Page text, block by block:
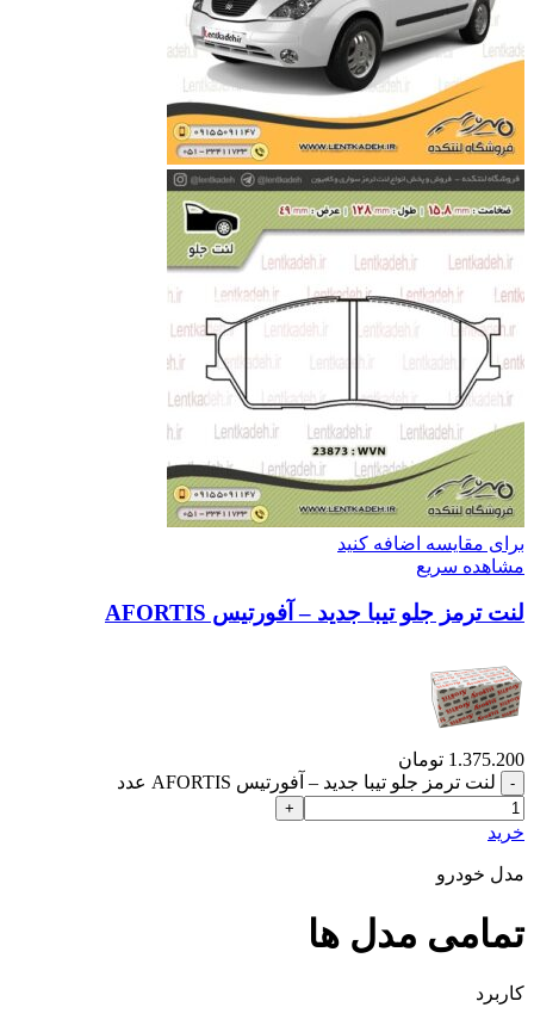
برای مقایسه اضافه کنید
مشاهده سریع
لنت ترمز جلو تیبا جدید – آفورتیس AFORTIS
1.375.200 تومان
لنت ترمز جلو تیبا جدید – آفورتیس AFORTIS عدد
خرید
مدل خودرو
تمامی مدل ها
کاربرد